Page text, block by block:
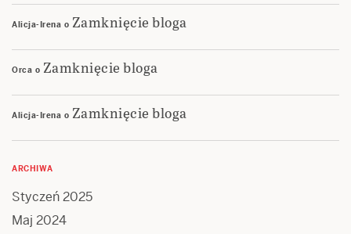
Alicja-Irena o Zamknięcie bloga
Orca o Zamknięcie bloga
Alicja-Irena o Zamknięcie bloga
ARCHIWA
Styczeń 2025
Maj 2024